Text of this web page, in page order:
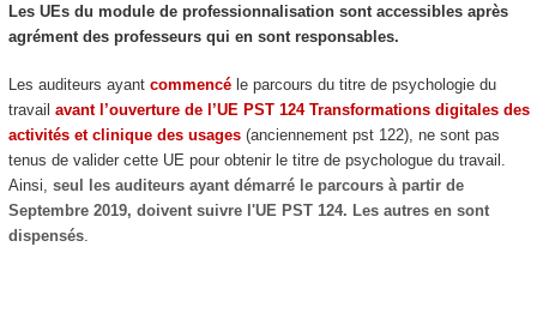
Les UEs du module de professionnalisation sont accessibles après
agrémentdes professeurs qui en sont responsables.
Les auditeurs ayant commencéle parcours du titre de psychologie du
travail avant l’ouverture de l’UE PST 124 Transformations digitales des
activités et clinique des usages(anciennement pst 122), ne sont pas
tenus de valider cette UE pour obtenir le titre de psychologue du travail.
Ainsi, seul les auditeurs ayant démarré le parcours à partir de
Septembre 2019, doivent suivre l'UE PST 124. Les autres en sont
dispensés.